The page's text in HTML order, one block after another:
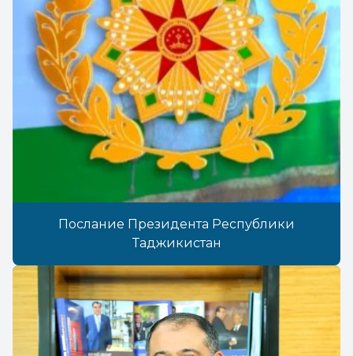
Послание Президента Республики
Таджикистан